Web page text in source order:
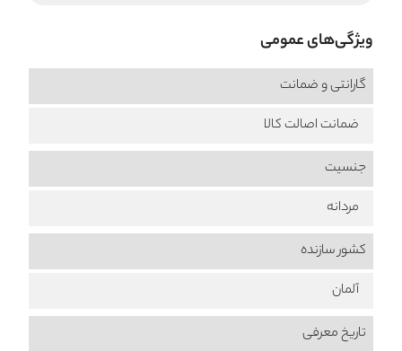
ویژگی‌های عمومی
گارانتی و ضمانت
ضمانت اصالت کالا
جنسیت
مردانه
کشور سازنده
آلمان
تاریخ معرفی